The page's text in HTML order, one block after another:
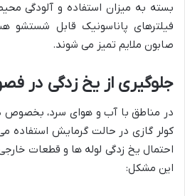
بسته به میزان استفاده و آلودگی
فیلترهای پاناسونیک قابل شستشو
صابون ملایم تمیز می شوند.
جلوگیری از یخ زدگی در
در مناطق با آب و هوای سرد، بخصوص
کولر گازی در حالت گرمایش
احتمال یخ زدگی لوله ها و قطعات
این مشکل: